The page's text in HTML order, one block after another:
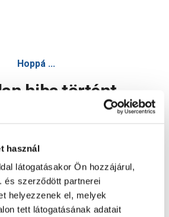
használ
látogatásakor Ön hozzájárul,
és szerződött partnerei
helyezzenek el, melyek
tett látogatásának adatait
Hoppá ...
hiba történt
Oldal újratöltése